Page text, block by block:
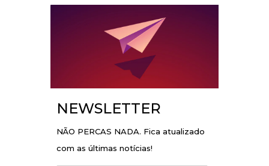
NEWSLETTER
NÃO PERCAS NADA. Fica atualizado
com as últimas notícias!